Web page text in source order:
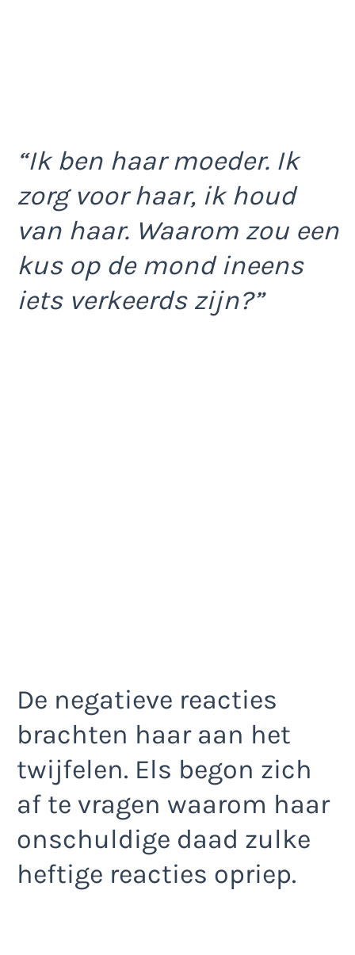
“Ik ben haar moeder. Ik
zorg voor haar, ik houd
van haar. Waarom zou een
kus op de mond ineens
iets verkeerds zijn?”
De negatieve reacties
brachten haar aan het
twijfelen. Els begon zich
af te vragen waarom haar
onschuldige daad zulke
heftige reacties opriep.